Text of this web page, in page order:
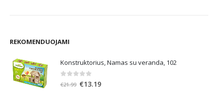
REKOMENDUOJAMI
Konstruktorius, Namas su veranda, 102
out of 5
€21.99 Original
€13.19Current